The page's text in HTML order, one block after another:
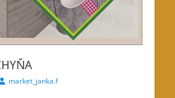
market_janka.f